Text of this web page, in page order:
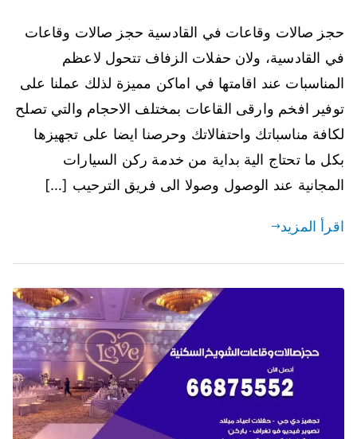
حجز صالات وقاعات في القادسية حجز صالات وقاعات
في القادسية، ولان حفلات الزفاف تتحول لاعظم
المناسبات عند اقامتها في اماكن مميزة لذلك عملنا على
توفير افخم وارقى القاعات بمختلف الاحجام والتي تصلح
لكافة مناسباتك واحتفالاتك وحرصنا ايضا على تجهيزها
بكل ما تحتاج الية بداية من خدمة ركن السيارات
المجانية عند الوصول وصولا الى فريق الترحيب […]
اقرأ المزيد